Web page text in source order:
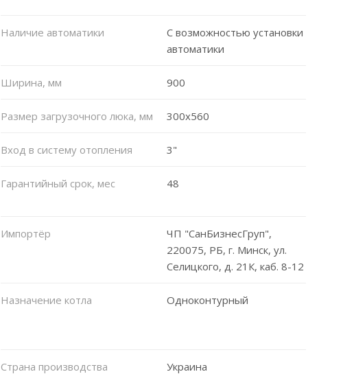
Наличие автоматики
С возможностью установки
автоматики
Ширина, мм 900
Размер загрузочного люка, мм 300x560
Вход в систему отопления 3"
Гарантийный срок, мес 48
Импортёр
ЧП "СанБизнесГруп",
220075, РБ, г. Минск, ул.
Селицкого, д. 21К, каб. 8-12
Назначение котла Одноконтурный
Страна производства Украина